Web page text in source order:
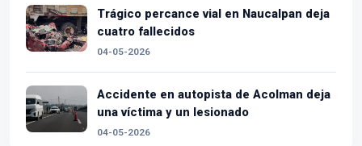
Trágico percance vial en Naucalpan deja
cuatro fallecidos
04-05-2026
Accidente en autopista de Acolman deja
una víctima y un lesionado
04-05-2026